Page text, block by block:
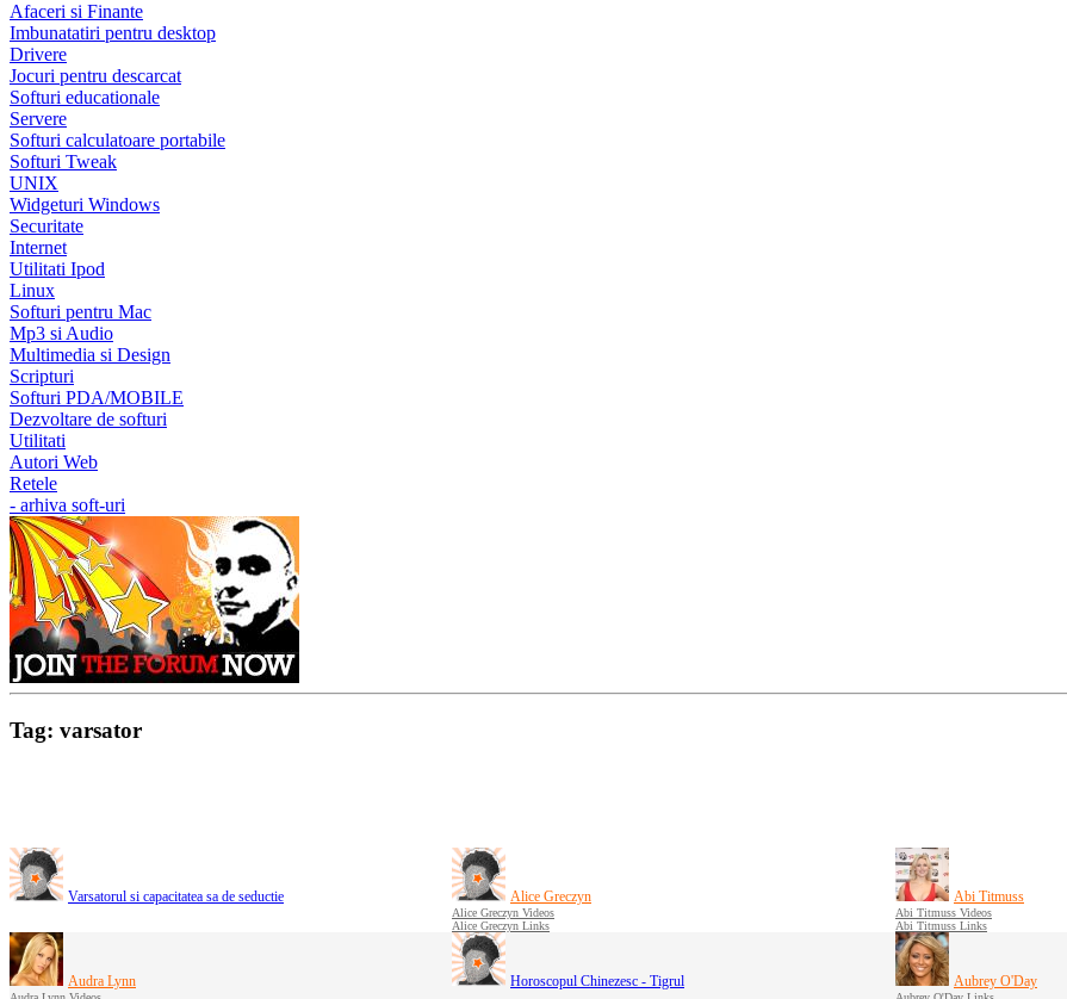
Afaceri si Finante
Imbunatatiri pentru desktop
Drivere
Jocuri pentru descarcat
Softuri educationale
Servere
Softuri calculatoare portabile
Softuri Tweak
UNIX
Widgeturi Windows
Securitate
Internet
Utilitati Ipod
Linux
Softuri pentru Mac
Mp3 si Audio
Multimedia si Design
Scripturi
Softuri PDA/MOBILE
Dezvoltare de softuri
Utilitati
Autori Web
Retele
- arhiva soft-uri
Tag: varsator
Varsatorul si capacitatea sa de seductie Alice Greczyn
Alice Greczyn Videos
Alice Greczyn Links
Abi Titmuss
Abi Titmuss Videos
Abi Titmuss Links
Audra Lynn Horoscopul Chinezesc - Tigrul Aubrey O'Day